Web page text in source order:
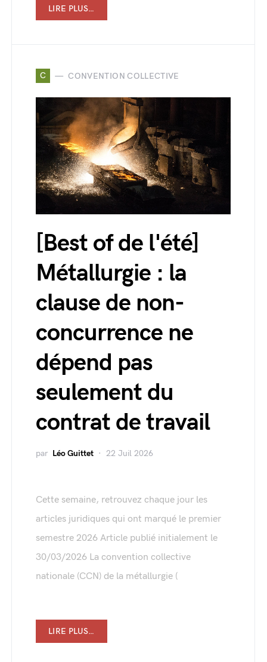
LIRE PLUS…
C CONVENTION COLLECTIVE
[Best of de l'été]
Métallurgie : la
clause de non-
concurrence ne
dépend pas
seulement du
contrat de travail
par Léo Guittet 22 Juil 2026
Cette semaine, retrouvez chaque jour les
articles juridiques qui ont marqué le premier
semestre 2026 Article publié initialement le
30/03/2026 La convention collective
nationale (CCN) de la métallurgie (
LIRE PLUS…